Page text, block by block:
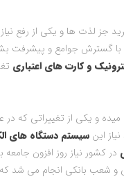
جز لذت ها و یکی از رفع
با گسترش جوامع و پیشرفت
و کارت های اعتباری
و یکی از تغییراتی که
این سیستم دستگاه های
در کشور نیاز روز افزون
و شعب بانکی انجام می شد که